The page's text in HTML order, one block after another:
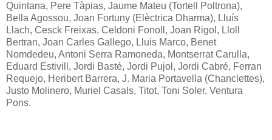
Quintana, Pere Tàpias, Jaume Mateu (Tortell Poltrona),
Bella Agossou, Joan Fortuny (Elèctrica Dharma), Lluís
Llach, Cesck Freixas, Celdoni Fonoll, Joan Rigol, Lloll
Bertran, Joan Carles Gallego, Lluis Marco, Benet
Nomdedeu, Antoni Serra Ramoneda, Montserrat Carulla,
Eduard Estivill, Jordi Basté, Jordi Pujol, Jordi Cabré, Ferran
Requejo, Heribert Barrera, J. Maria Portavella (Chanclettes),
Justo Molinero, Muriel Casals, Titot, Toni Soler, Ventura
Pons.